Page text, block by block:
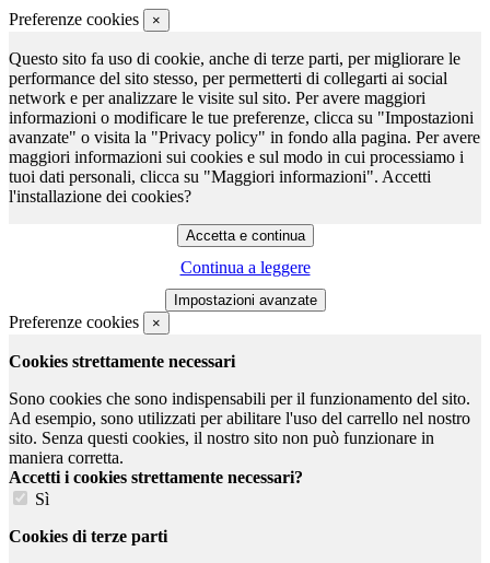
Preferenze cookies ×
Questo sito fa uso di cookie, anche di terze parti, per migliorare le
performance del sito stesso, per permetterti di collegarti ai social
network e per analizzare le visite sul sito. Per avere maggiori
informazioni o modificare le tue preferenze, clicca su "Impostazioni
avanzate" o visita la "Privacy policy" in fondo alla pagina. Per avere
maggiori informazioni sui cookies e sul modo in cui processiamo i
tuoi dati personali, clicca su "Maggiori informazioni". Accetti
l'installazione dei cookies?
Continua a leggere
Preferenze cookies ×
Cookies strettamente necessari
Sono cookies che sono indispensabili per il funzionamento del sito.
Ad esempio, sono utilizzati per abilitare l'uso del carrello nel nostro
sito. Senza questi cookies, il nostro sito non può funzionare in
maniera corretta.
Accetti i cookies strettamente necessari?
Sì
Cookies di terze parti